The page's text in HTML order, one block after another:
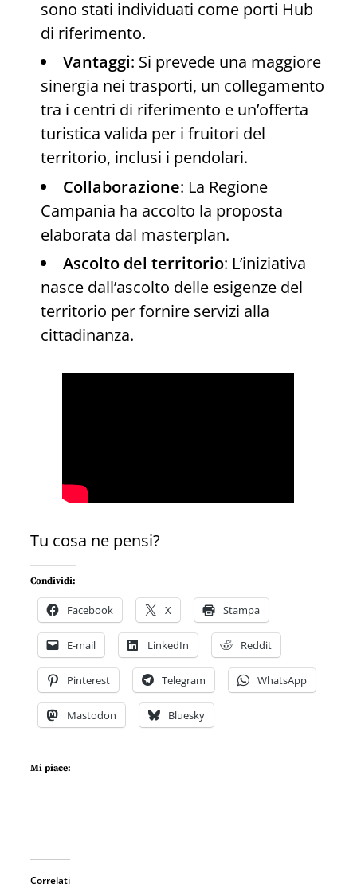
sono stati individuati come porti Hub
di riferimento.
Vantaggi: Si prevede una maggiore
sinergia nei trasporti, un collegamento
tra i centri di riferimento e un’offerta
turistica valida per i fruitori del
territorio, inclusi i pendolari.
Collaborazione: La Regione
Campania ha accolto la proposta
elaborata dal masterplan.
Ascolto del territorio: L’iniziativa
nasce dall’ascolto delle esigenze del
territorio per fornire servizi alla
cittadinanza.
Tu cosa ne pensi?
Condividi:
Facebook X Stampa
E-mail LinkedIn Reddit
Pinterest Telegram WhatsApp
Mastodon Bluesky
Mi piace:
Correlati